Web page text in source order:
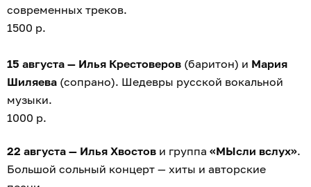
современных треков.
1500 р.
15 августа — Илья Крестоверов (баритон) и Мария
Шиляева (сопрано). Шедевры русской вокальной
музыки.
1000 р.
22 августа — Илья Хвостов и группа «МЫсли вслух».
Большой сольный концерт — хиты и авторские